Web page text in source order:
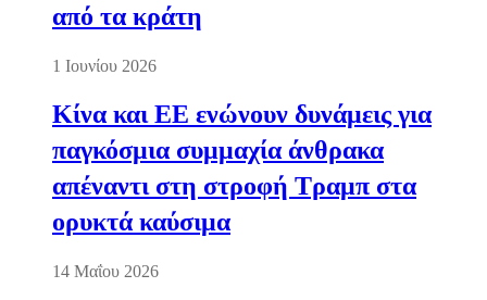
από τα κράτη
1 Ιουνίου 2026
Κίνα και ΕΕ ενώνουν δυνάμεις για
παγκόσμια συμμαχία άνθρακα
απέναντι στη στροφή Τραμπ στα
ορυκτά καύσιμα
14 Μαΐου 2026